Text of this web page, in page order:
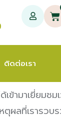
ติดต่อเรา
ามาเยี่ยมชม
ตุผลที่เรารว